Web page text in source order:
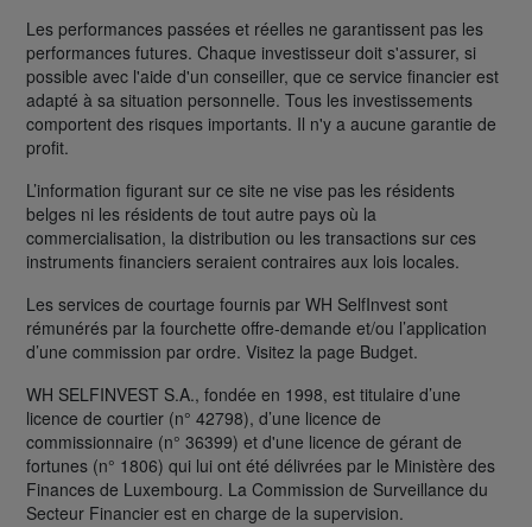
Les performances passées et réelles ne garantissent pas les
performances futures. Chaque investisseur doit s'assurer, si
possible avec l'aide d'un conseiller, que ce service financier est
adapté à sa situation personnelle. Tous les investissements
comportent des risques importants. Il n'y a aucune garantie de
profit.
L’information figurant sur ce site ne vise pas les résidents
belges ni les résidents de tout autre pays où la
commercialisation, la distribution ou les transactions sur ces
instruments financiers seraient contraires aux lois locales.
Les services de courtage fournis par WH SelfInvest sont
rémunérés par la fourchette offre-demande et/ou l’application
d’une commission par ordre. Visitez la page Budget.
WH SELFINVEST S.A., fondée en 1998, est titulaire d’une
licence de courtier (n° 42798), d’une licence de
commissionnaire (n° 36399) et d'une licence de gérant de
fortunes (n° 1806) qui lui ont été délivrées par le Ministère des
Finances de Luxembourg. La Commission de Surveillance du
Secteur Financier est en charge de la supervision.